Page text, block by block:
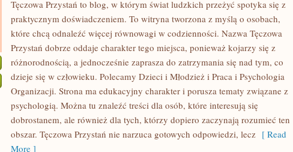
PORADNIE
TERAPIE
Tęczowa Przystań to blog, w którym świat ludzkich przeżyć spotyka się z
praktycznym doświadczeniem. To witryna tworzona z myślą o osobach,
które chcą odnaleźć więcej równowagi w codzienności. Nazwa Tęczowa
Przystań dobrze oddaje charakter tego miejsca, ponieważ kojarzy się z
różnorodnością, a jednocześnie zaprasza do zatrzymania się nad tym, co
dzieje się w człowieku. Polecamy Dzieci i Młodzież i Praca i Psychologia
Organizacji. Strona ma edukacyjny charakter i porusza tematy związane z
psychologią. Można tu znaleźć treści dla osób, które interesują się
dobrostanem, ale również dla tych, którzy dopiero zaczynają rozumieć ten
obszar. Tęczowa Przystań nie narzuca gotowych odpowiedzi, lecz [ Read
More ]